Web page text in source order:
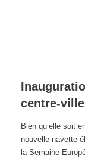
centre-
Bien qu’elle soit
nouvelle navette
la Semaine